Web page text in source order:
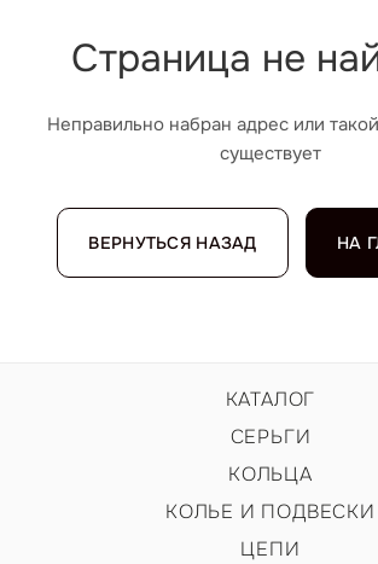
Страница не
Неправильно набран адрес или
существует
ВЕРНУТЬСЯ НАЗАД НА
КАТАЛОГ
СЕРЬГИ
КОЛЬЦА
КОЛЬЕ И ПОДВЕСКИ
ЦЕПИ